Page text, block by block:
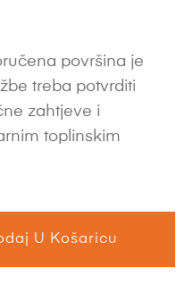
površina je
treba potvrditi
zahtjeve i
toplinskim
U Košaricu